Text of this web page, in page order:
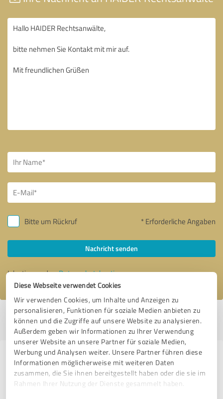
Diese Webseite verwendet Cookies
Wir verwenden Cookies, um Inhalte und Anzeigen zu
personalisieren, Funktionen für soziale Medien anbieten zu
können und die Zugriffe auf unsere Website zu analysieren.
Außerdem geben wir Informationen zu Ihrer Verwendung
unserer Website an unsere Partner für soziale Medien,
Werbung und Analysen weiter. Unsere Partner führen diese
Informationen möglicherweise mit weiteren Daten
zusammen, die Sie ihnen bereitgestellt haben oder die sie im
Rahmen Ihrer Nutzung der Dienste gesammelt haben.
Bitte um Rückruf * Erforderliche Angaben
Nachricht senden
Ich stimme denDatenschutzbestimmungenzu.
Profil aktiv seit 09.08.2020 | Letzte Aktualisierung: 03.08.2026
melden
Erfahrungen zu weiteren
Anbietern aus dem Bereich
Rechtsdienstleistungen